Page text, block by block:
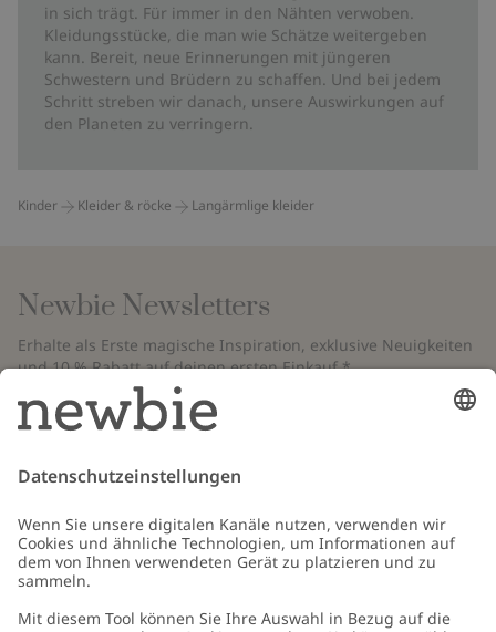
in sich trägt. Für immer in den Nähten verwoben.
Kleidungsstücke, die man wie Schätze weitergeben
kann. Bereit, neue Erinnerungen mit jüngeren
Schwestern und Brüdern zu schaffen. Und bei jedem
Schritt streben wir danach, unsere Auswirkungen auf
den Planeten zu verringern.
Kinder Kleider & röcke Langärmlige kleider
Newbie Newsletters
Erhalte als Erste magische Inspiration, exklusive Neuigkeiten
und 10 % Rabatt auf deinen ersten Einkauf.*
*Gilt nur für deine erste Bestellung und ist nicht mit anderen Rabatten
oder Angeboten kombinierbar. Gilt nicht für limitierte Artikel. Bitte
überprüfe deinen Spam-Ordner. Lies unsere
Schicken